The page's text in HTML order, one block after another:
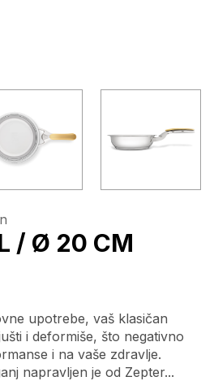
/ Ø 20 CM
upotrebe, vaš klasičan
i deformiše, što negativno
i na vaše zdravlje.
napravljen je od Zepter...